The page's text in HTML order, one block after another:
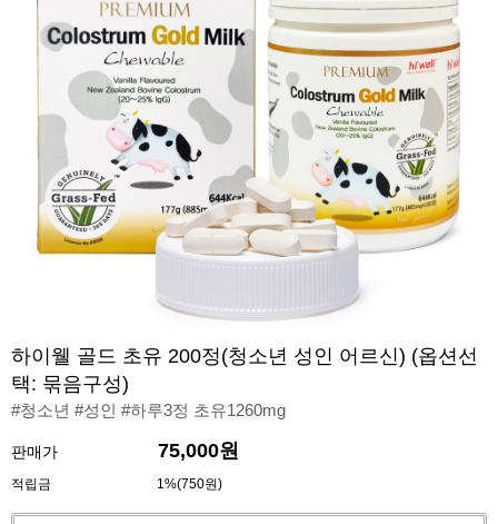
하이웰 골드 초유 200정(청소년 성인 어르신) (옵션선
택: 묶음구성)
#청소년 #성인 #하루3정 초유1260mg
판매가 75,000원
적립금 1%(750원)